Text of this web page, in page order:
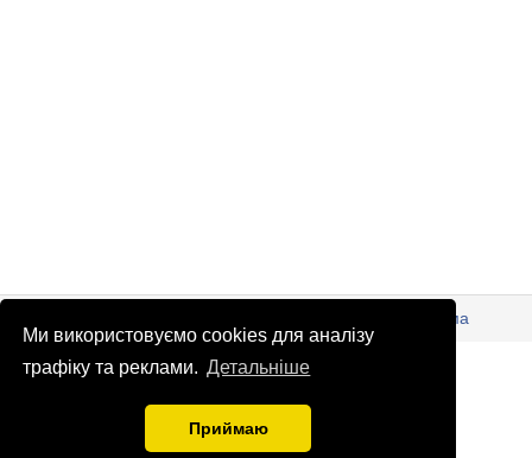
Ми використовуємо cookies для аналізу
трафіку та реклами. Детальніше
Приймаю
Реклама
info@patrioty.org.ua